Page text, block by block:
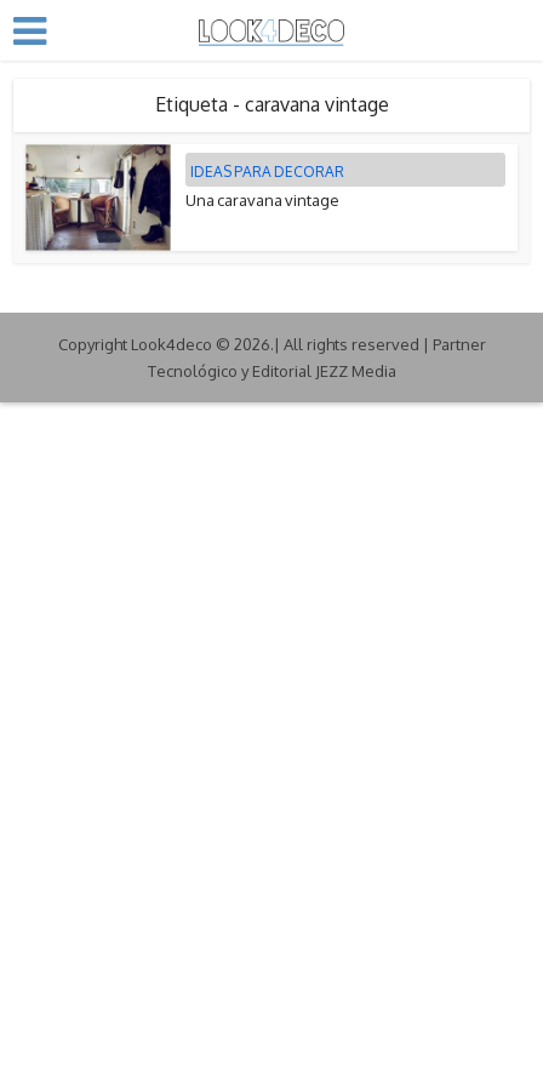
Etiqueta - caravana vintage
IDEAS PARA DECORAR
Una caravana vintage
Copyright Look4deco © 2026.| All rights reserved | Partner
Tecnológico y Editorial JEZZ Media